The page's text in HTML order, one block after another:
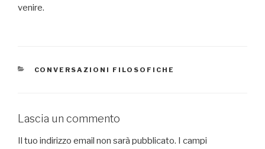
venire.
CATEGORIE
CONVERSAZIONI FILOSOFICHE
Lascia un commento
Il tuo indirizzo email non sarà pubblicato. I campi